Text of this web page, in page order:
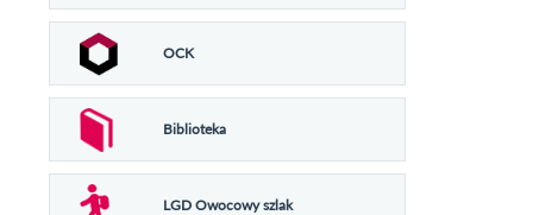
OCK
Biblioteka
LGD Owocowy szlak